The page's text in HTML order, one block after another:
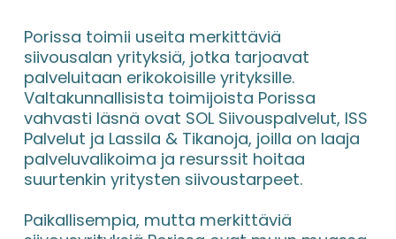
Porissa toimii useita merkittäviä
siivousalan yrityksiä, jotka tarjoavat
palveluitaan erikokoisille yrityksille.
Valtakunnallisista toimijoista Porissa
vahvasti läsnä ovat SOL Siivouspalvelut, ISS
Palvelut ja Lassila & Tikanoja, joilla on laaja
palveluvalikoima ja resurssit hoitaa
suurtenkin yritysten siivoustarpeet.
Paikallisempia, mutta merkittäviä